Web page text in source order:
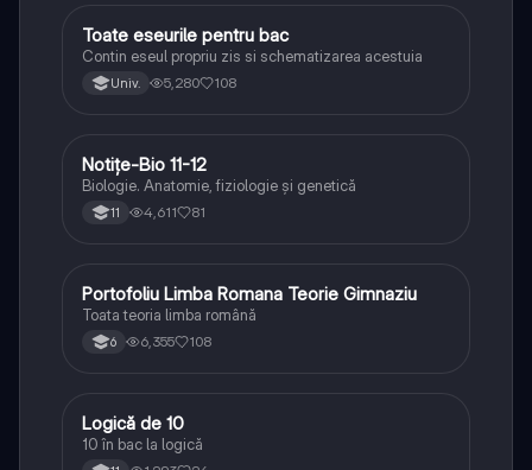
Limba și literatura română
Toate eseurile pentru bac
Contin eseul propriu zis si schematizarea acestuia
Univ. 5,280 108
Biologie
Notițe-Bio 11-12
Biologie. Anatomie, fiziologie și genetică
11 4,611 81
Limba și literatura română
Portofoliu Limba Romana Teorie Gimnaziu
Toata teoria limba română
6 6,355 108
Logică
Logică de 10
10 în bac la logică